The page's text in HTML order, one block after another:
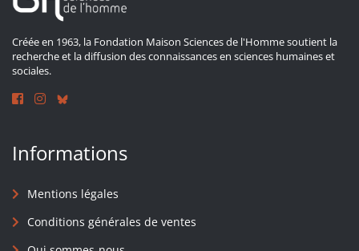
Créée en 1963, la Fondation Maison Sciences de l'Homme soutient la
recherche et la diffusion des connaissances en sciences humaines et
sociales.
Informations
Mentions légales
Conditions générales de ventes